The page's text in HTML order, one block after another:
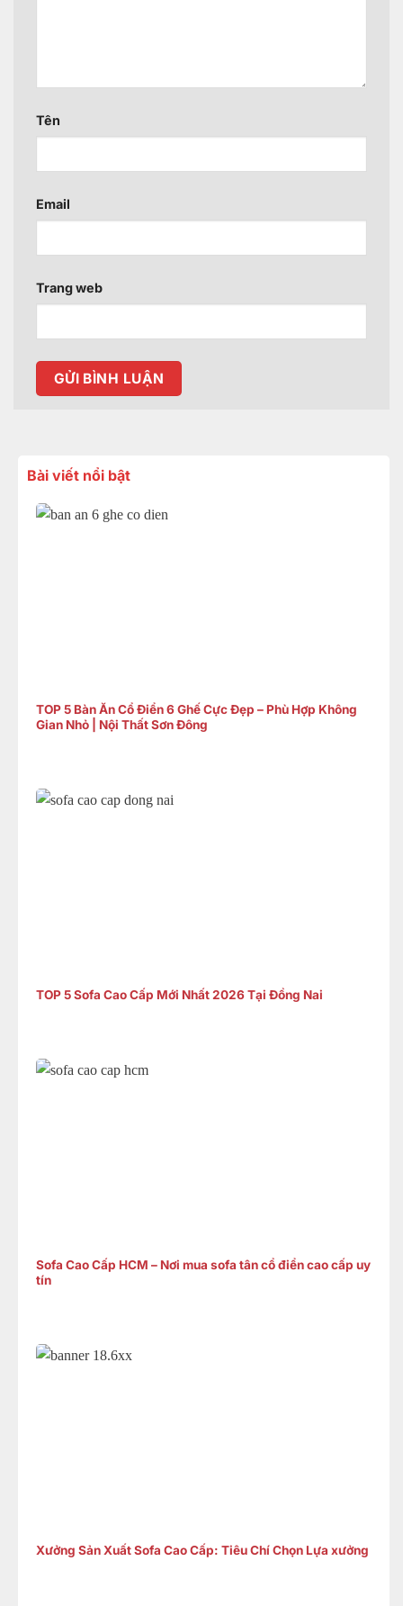
Tên
Email
Trang web
Bài viết nổi bật
TOP 5 Bàn Ăn Cổ Điển 6 Ghế Cực Đẹp – Phù Hợp Không
Gian Nhỏ | Nội Thất Sơn Đông
TOP 5 Sofa Cao Cấp Mới Nhất 2026 Tại Đồng Nai
Sofa Cao Cấp HCM – Nơi mua sofa tân cổ điển cao cấp uy
tín
Xưởng Sản Xuất Sofa Cao Cấp: Tiêu Chí Chọn Lựa xưởng